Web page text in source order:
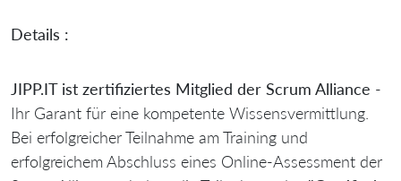
Details :
JIPP.IT ist zertifiziertes Mitglied der Scrum Alliance -
Ihr Garant für eine kompetente Wissensvermittlung.
Bei erfolgreicher Teilnahme am Training und
erfolgreichem Abschluss eines Online-Assessment der